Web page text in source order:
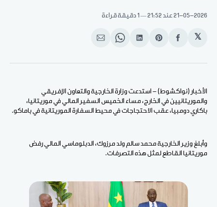
21-05-2026عند 21:52 1 دقيقة قراءة
𝕏
انشر
الفيسبوك
Share
Pinterest
انشر
لينكد
Share
WhatsApp
انشر
الإيميل
الأخبار (نواكشوط) - استدعت وزارة الخارجية والتعاون الإفريقي
والموريتانيين في الخارج، مساء الخميس السفير المالي في موريتانيا،
باكاري دومبيا، عقب الاحتجاجات في محيط السفارة الموريتانية في باماكو.
وأبلغ وزير الخارجية محمد سالم ولد مرزوك، الدبلوماسي المالي رفض
موريتانيا القاطع لمثل هذه التصرفات.